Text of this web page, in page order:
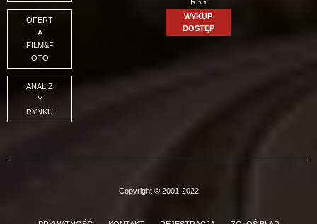
OFERT
A
FILM&F
OTO
ANALIZ
Y
RYNKU
WYKUP
DOSTĘP
Copyright © 2001-2022